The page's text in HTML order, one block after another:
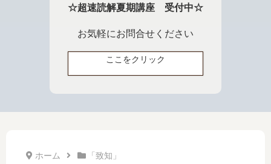
☆超速読解夏期講座 受付中☆
お気軽にお問合せください
ここをクリック
ホーム 「致知」